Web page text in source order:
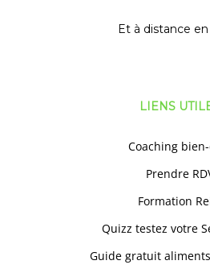
Et à distance
LIENS
Coaching
Prendre
Formation
Quizz testez votre
Guide gratuit